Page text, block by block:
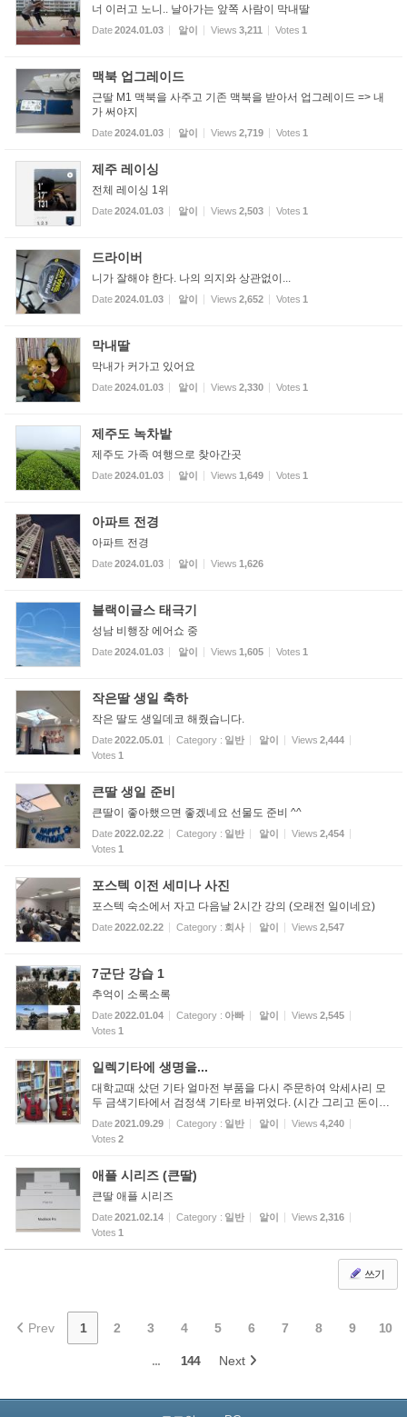
너 이러고 노니.. 날아가는 앞쪽 사람이 막내딸
Date2024.01.03 알이 Views 3,211 Votes 1
맥북 업그레이드
근딸 M1 맥북을 사주고 기존 맥북을 받아서 업그레이드 => 내
가 써야지
Date2024.01.03 알이 Views 2,719 Votes 1
제주 레이싱
전체 레이싱 1위
Date2024.01.03 알이 Views 2,503 Votes 1
드라이버
니가 잘해야 한다. 나의 의지와 상관없이...
Date2024.01.03 알이 Views 2,652 Votes 1
막내딸
막내가 커가고 있어요
Date2024.01.03 알이 Views 2,330 Votes 1
제주도 녹차밭
제주도 가족 여행으로 찾아간곳
Date2024.01.03 알이 Views 1,649 Votes 1
아파트 전경
아파트 전경
Date2024.01.03 알이 Views 1,626
블랙이글스 태극기
성남 비행장 에어쇼 중
Date2024.01.03 알이 Views 1,605 Votes 1
작은딸 생일 축하
작은 딸도 생일데코 해줬습니다.
Date2022.05.01 Category : 일반 알이 Views 2,444
Votes 1
큰딸 생일 준비
큰딸이 좋아했으면 좋겠네요 선물도 준비 ^^
Date2022.02.22 Category : 일반 알이 Views 2,454
Votes 1
포스텍 이전 세미나 사진
포스텍 숙소에서 자고 다음날 2시간 강의 (오래전 일이네요)
Date2022.02.22 Category : 회사 알이 Views 2,547
7군단 강습 1
추억이 소록소록
Date2022.01.04 Category : 아빠 알이 Views 2,545
Votes 1
일렉기타에 생명을...
대학교때 샀던 기타 얼마전 부품을 다시 주문하여 악세사리 모
두 금색기타에서 검정색 기타로 바뀌었다. (시간 그리고 돈이
들어갔지만, 잘 사용은 안한다는 ^^)
Date2021.09.29 Category : 일반 알이 Views 4,240
Votes 2
애플 시리즈 (큰딸)
큰딸 애플 시리즈
Date2021.02.14 Category : 일반 알이 Views 2,316
Votes 1
쓰기
Prev 1 2 3 4 5 6 7 8 9 10
... 144 Next